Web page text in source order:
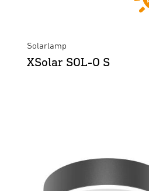
SC zwart
Solarlamp
XSolar SOL-O S
&